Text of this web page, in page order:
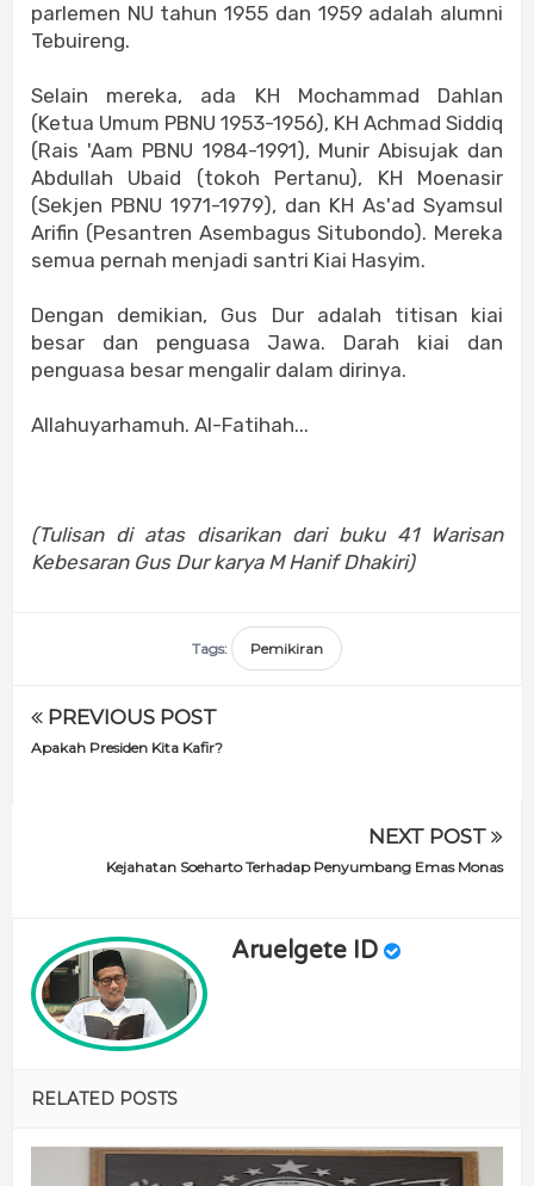
parlemen NU tahun 1955 dan 1959 adalah alumni
Tebuireng.
Selain mereka, ada KH Mochammad Dahlan
(Ketua Umum PBNU 1953-1956), KH Achmad Siddiq
(Rais 'Aam PBNU 1984-1991), Munir Abisujak dan
Abdullah Ubaid (tokoh Pertanu), KH Moenasir
(Sekjen PBNU 1971-1979), dan KH As'ad Syamsul
Arifin (Pesantren Asembagus Situbondo). Mereka
semua pernah menjadi santri Kiai Hasyim.
Dengan demikian, Gus Dur adalah titisan kiai
besar dan penguasa Jawa. Darah kiai dan
penguasa besar mengalir dalam dirinya.
Allahuyarhamuh. Al-Fatihah...
(Tulisan di atas disarikan dari buku 41 Warisan
Kebesaran Gus Dur karya M Hanif Dhakiri)
Tags: Pemikiran
PREVIOUS POST
Apakah Presiden Kita Kafir?
NEXT POST
Kejahatan Soeharto Terhadap Penyumbang Emas Monas
Aruelgete ID
RELATED POSTS